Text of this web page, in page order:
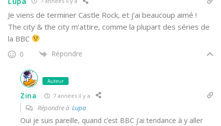
Je viens de terminer Castle Rock, et j’ai beaucoup aimé !
The city & the city m’attire, comme la plupart des séries de
la BBC
0 Répondre
Auteur
Zina 7 années il y a
Répondre à Lupa
Oui je suis pareille, quand c’est BBC j’ai tendance à y aller